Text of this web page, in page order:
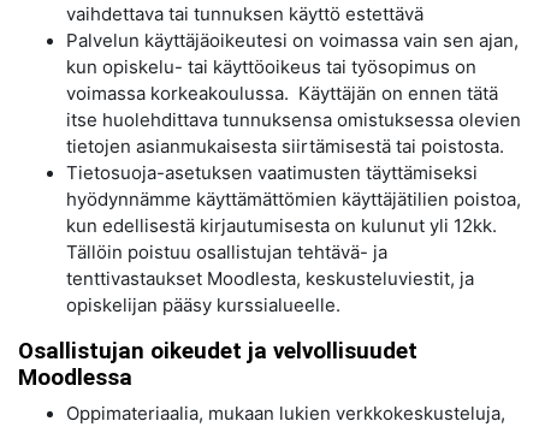
vaihdettava tai tunnuksen käyttö estettävä
Palvelun käyttäjäoikeutesi on voimassa vain sen ajan,
kun opiskelu- tai käyttöoikeus tai työsopimus on
voimassa korkeakoulussa. Käyttäjän on ennen tätä
itse huolehdittava tunnuksensa omistuksessa olevien
tietojen asianmukaisesta siirtämisestä tai poistosta.
Tietosuoja-asetuksen vaatimusten täyttämiseksi
hyödynnämme käyttämättömien käyttäjätilien poistoa,
kun edellisestä kirjautumisesta on kulunut yli 12kk.
Tällöin poistuu osallistujan tehtävä- ja
tenttivastaukset Moodlesta, keskusteluviestit, ja
opiskelijan pääsy kurssialueelle.
Osallistujan oikeudet ja velvollisuudet
Moodlessa
Oppimateriaalia, mukaan lukien verkkokeskusteluja,